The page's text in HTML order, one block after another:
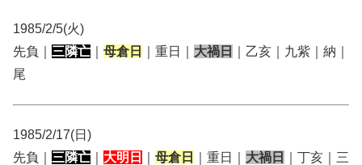
1985/2/5(火)
先負｜ 三隣亡 母倉日 ｜重日｜ 大禍日
｜乙亥｜九紫｜納｜
尾
1985/2/17(日)
先負｜ 三隣亡 大明日 母倉日 ｜重日｜ 大禍日
｜丁亥｜三